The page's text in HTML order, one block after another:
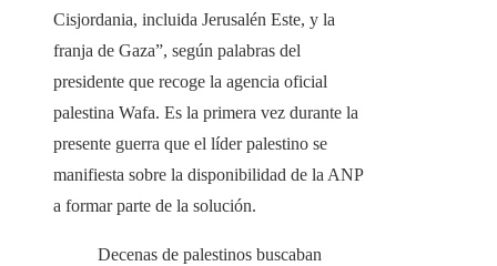
Cisjordania, incluida Jerusalén Este, y la
franja de Gaza”, según palabras del
presidente que recoge la agencia oficial
palestina Wafa. Es la primera vez durante la
presente guerra que el líder palestino se
manifiesta sobre la disponibilidad de la ANP
a formar parte de la solución.
Decenas de palestinos buscaban